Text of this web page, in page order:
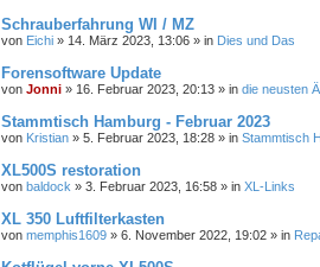
Schrauberfahrung WI / MZ
von Eichi » 14. März 2023, 13:06 » in Dies und Das
Forensoftware Update
von Jonni » 16. Februar 2023, 20:13 » in die neusten
Stammtisch Hamburg - Februar 2023
von Kristian » 5. Februar 2023, 18:28 » in Stammtisch
XL500S restoration
von baldock » 3. Februar 2023, 16:58 » in XL-Links
XL 350 Luftfilterkasten
von memphis1609 » 6. November 2022, 19:02 » in